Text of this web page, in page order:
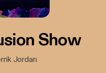
Show
Jordan